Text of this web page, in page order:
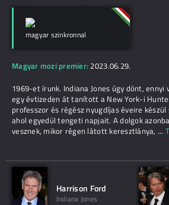
magyar szinkronnal
Magyar mozi premier: 2023.06.29.
1969-et írunk. Indiana Jones úgy dönt,
egy évtizeden át tanított a New York-i
professzor és régész nyugdíjas éveire készül
ahol egyedül tengeti napjait. A dolgok
vesznek, mikor régen látott keresztlánya, ...
Harrison Ford
Indiana Jones